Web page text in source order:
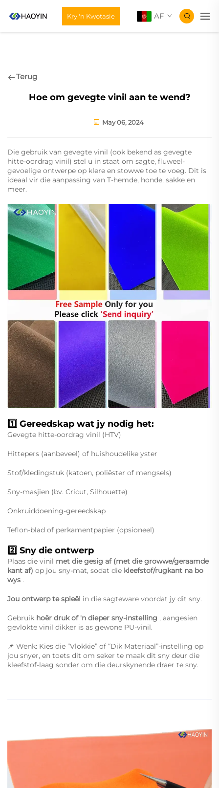
Kry 'n Kwotasie AF
Terug
Hoe om gevegte vinil aan te wend?
May 06, 2024
Die gebruik van gevegte vinil (ook bekend as gevegte
hitte-oordrag vinil) stel u in staat om sagte, fluweel-
gevoelige ontwerpe op klere en stowwe toe te voeg. Dit is
ideaal vir die aanpassing van T-hemde, honde, sakke en
meer.
1️⃣ Gereedskap wat jy nodig het:
Gevegte hitte-oordrag vinil (HTV)
Hittepers (aanbeveel) of huishoudelike yster
Stof/kledingstuk (katoen, poliëster of mengsels)
Sny-masjien (bv. Cricut, Silhouette)
Onkruiddoening-gereedskap
Teflon-blad of perkamentpapier (opsioneel)
2️⃣ Sny die ontwerp
Plaas die vinil met die gesig af (met die growwe/geraamde
kant af) op jou sny-mat, sodat die kleefstof/rugkant na bo
wys .
Jou ontwerp te spieël in die sagteware voordat jy dit sny.
Gebruik hoër druk of 'n dieper sny-instelling , aangesien
gevlokte vinil dikker is as gewone PU-vinil.
📌 Wenk: Kies die “Vlokkie” of “Dik Materiaal”-instelling op
jou snyer, en toets dit om seker te maak dit sny deur die
kleefstof-laag sonder om die deurskynende draer te sny.